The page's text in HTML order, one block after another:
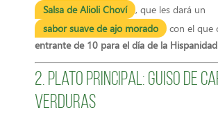
Salsa de Alioli Choví
, que les dará un
sabor suave de ajo morado
con el que
entrante de 10 para el día de la Hispanidad
2. Plato principal: Guiso de
verduras